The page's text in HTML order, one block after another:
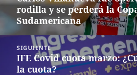
entradas
anterior:
rodilla y se perderá la
Sudamericana
SIGUIENTE
Entrada
siguiente:
IFE Covid cuota marzo:
la cuota?